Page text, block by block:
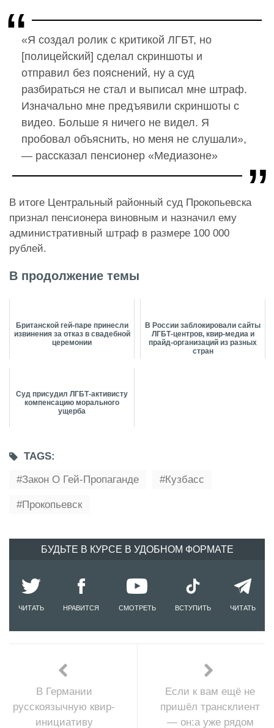
«Я создал ролик с критикой ЛГБТ, но
[полицейский] сделал скриншоты и
отправил без пояснений, ну а суд
разбираться не стал и выписал мне штраф.
Изначально мне предъявили скриншоты с
видео. Больше я ничего не видел. Я
пробовал объяснить, но меня не слушали»,
— рассказал пенсионер «Медиазоне»
В итоге Центральный районный суд Прокопьевска
признал пенсионера виновным и назначил ему
административный штраф в размере 100 000
рублей.
В продолжение темы
Британской гей-паре принесли
извинения за отказ в свадебной
церемонии
В России заблокировали сайты
ЛГБТ-центров, квир-медиа и
прайд-организаций из разных
стран
Суд присудил ЛГБТ-активисту
компенсацию морального
ущерба
TAGS:
Закон О Гей-Пропаганде
Кузбасс
Прокопьевск
БУДЬТЕ В КУРСЕ В УДОБНОМ ФОРМАТЕ
ЧИТАТЬ НРАВИТСЯ СМОТРЕТЬ ВСТУПИТЬ ЧИТАТЬ
В Германии
русскоязычную квир-
инициативу
Если к вам ещё не
пришёл трансклиент
— он:а уже рядом